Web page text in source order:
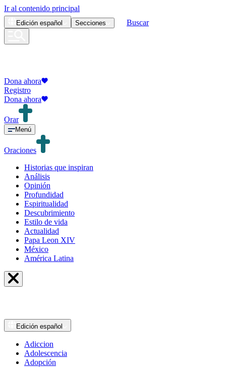
Ir al contenido principal
Edición español Secciones Buscar
Dona ahora
Registro
Dona ahora
Orar
Menú
Oraciones
Historias que inspiran
Análisis
Opinión
Profundidad
Espiritualidad
Descubrimiento
Estilo de vida
Actualidad
Papa Leon XIV
México
América Latina
Edición español
Adiccion
Adolescencia
Adopción